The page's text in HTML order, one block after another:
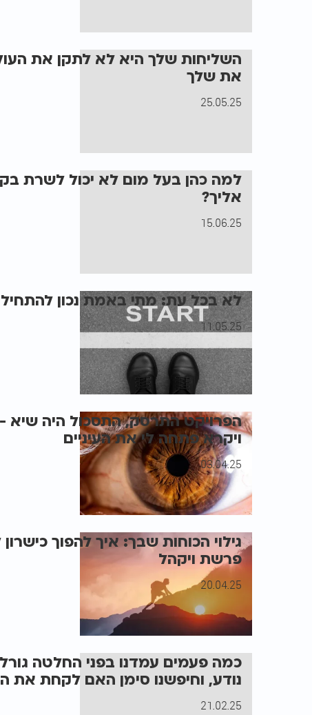
השליחות שלך היא לא לתקן את
את שלך
25.05.25
למה כהן בעל מום לא יכול לשרת
אליך?
15.06.25
לא בכל עת: מתי באמת נכון
11.05.25
הפרויקט התרסק, התסכול היה
ויקרא פתחה לי את העיניים
03.04.25
גילוי הכוחות שבך: איך להפוך
פרשת ויקהל
20.04.25
כמה פעמים עמדנו בפני החלטה
נודע, וחיפשנו סימן האם לקחת את
21.02.25